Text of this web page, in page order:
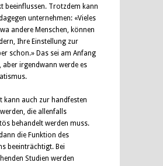
beeinflussen. Trotzdem kann
unternehmen: «Vieles
andere Menschen, können
Ihre Einstellung zur
schon.» Das sei am Anfang
aber irgendwann werde es
kann auch zur handfesten
die allenfalls
behandelt werden muss.
die Funktion des
beeinträchtigt. Bei
Studien werden